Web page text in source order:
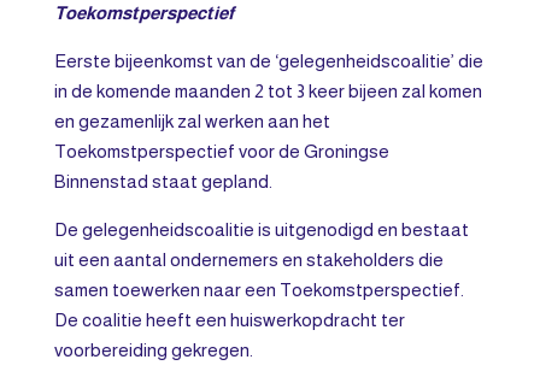
Toekomstperspectief
Eerste bijeenkomst van de ‘gelegenheidscoalitie’ die
in de komende maanden 2 tot 3 keer bijeen zal komen
en gezamenlijk zal werken aan het
Toekomstperspectief voor de Groningse
Binnenstad staat gepland.
De gelegenheidscoalitie is uitgenodigd en bestaat
uit een aantal ondernemers en stakeholders die
samen toewerken naar een Toekomstperspectief.
De coalitie heeft een huiswerkopdracht ter
voorbereiding gekregen.